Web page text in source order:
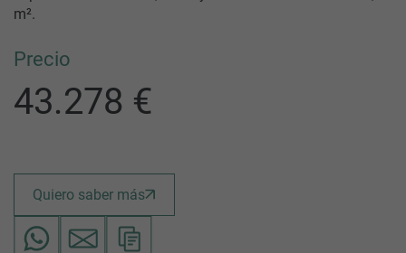
m².
Precio
43.278 €
Quiero saber más